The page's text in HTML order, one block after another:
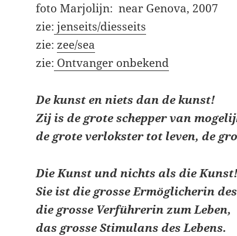
foto Marjolijn: near Genova, 2007
zie: jenseits/diesseits
zie:zee/sea
zie: Ontvanger onbekend
De kunst en niets dan de kunst!
Zij is de grote schepper van
de grote verlokster tot leven, de
Die Kunst und nichts als die
Sie ist die grosse Ermöglicherin
die grosse Verführerin zum Leben,
das grosse Stimulans des Lebens.